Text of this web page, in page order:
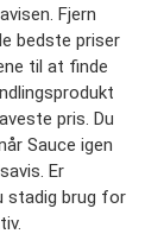
Fjern
bedste priser
til at finde
pris. Du
Sauce igen
Er
stadig brug for